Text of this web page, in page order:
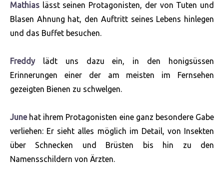
Mathias lässt seinen Protagonisten, der von Tuten und
Blasen Ahnung hat, den Auftritt seines Lebens hinlegen
und das Buffet besuchen.
Freddylädt uns dazu ein, in den honigsüssen
Erinnerungen einer der am meisten im Fernsehen
gezeigten Bienen zu schwelgen.
Junehat ihrem Protagonisten eine ganz besondere Gabe
verliehen: Er sieht alles möglich im Detail, von Insekten
über Schnecken und Brüsten bis hin zu den
Namensschildern von Ärzten.